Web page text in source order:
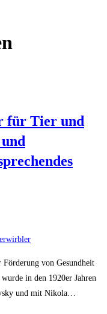
für Tier und
von Gesundheit
in den 1920er Jahren
und mit Nikola…